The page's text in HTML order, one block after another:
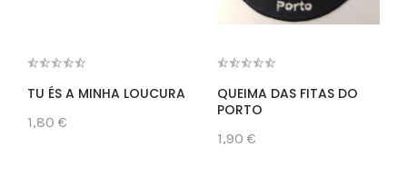
TU ÉS A MINHA LOUCURA
1,80 €
QUEIMA DAS FITAS DO
PORTO
1,90 €